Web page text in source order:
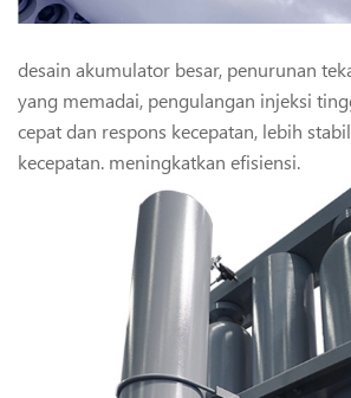
desain akumulator besar, penurunan
yang memadai, pengulangan injeksi
cepat dan respons kecepatan, lebih
kecepatan. meningkatkan efisiensi.